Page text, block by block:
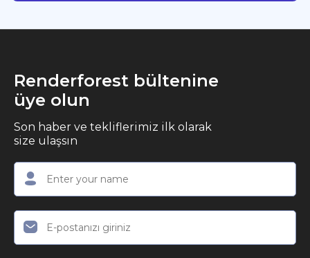
Renderforest bültenine
üye olun
Son haber ve tekliflerimiz ilk olarak
size ulaşsın